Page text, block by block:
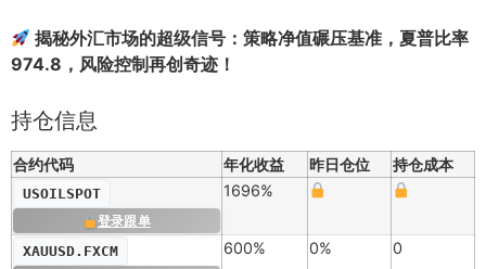
揭秘外汇市场的超级信号：策略净值碾压基准，夏普比率
974.8，风险控制再创奇迹！
持仓信息
合约代码 年化收益 昨日仓位 持仓成本
USOILSPOT
登录跟单
1696%
XAUUSD.FXCM
600% 0% 0